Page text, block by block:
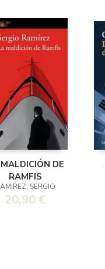
DE
RAMFIS
SERGIO
20,90 €